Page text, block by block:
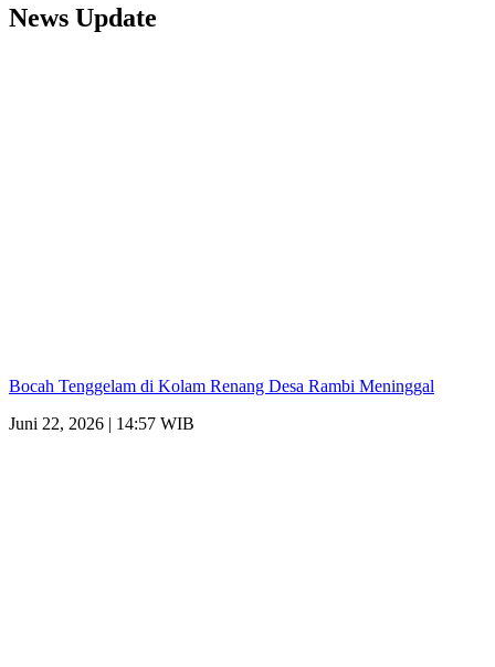
News Update
Bocah Tenggelam di Kolam Renang Desa Rambi Meninggal
Juni 22, 2026 | 14:57 WIB